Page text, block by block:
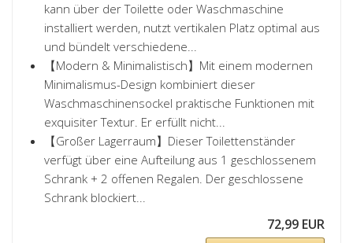
kann über der Toilette oder Waschmaschine
installiert werden, nutzt vertikalen Platz optimal aus
und bündelt verschiedene...
【Modern & Minimalistisch】Mit einem modernen
Minimalismus-Design kombiniert dieser
Waschmaschinensockel praktische Funktionen mit
exquisiter Textur. Er erfüllt nicht...
【Großer Lagerraum】Dieser Toilettenständer
verfügt über eine Aufteilung aus 1 geschlossenem
Schrank + 2 offenen Regalen. Der geschlossene
Schrank blockiert...
72,99 EUR